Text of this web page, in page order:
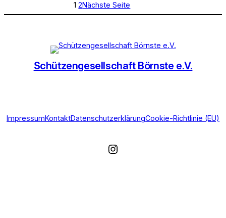
1 2Nächste Seite
Schützengesellschaft Börnste e.V.
ImpressumKontaktDatenschutzerklärungCookie-Richtlinie (EU)
Instagram